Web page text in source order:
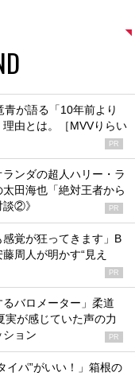
が語る「10年前より
由とは。［MVVりらい
PR
ンダの超人ハリー・ラ
田海也「絶対王者から
談②》
PR
感覚が狂ってきます」B
周人が明かす“見え
PR
るバロメーター」柔道
実が感じていた声の力
ション
PR
イパ”がいい！」箱根の